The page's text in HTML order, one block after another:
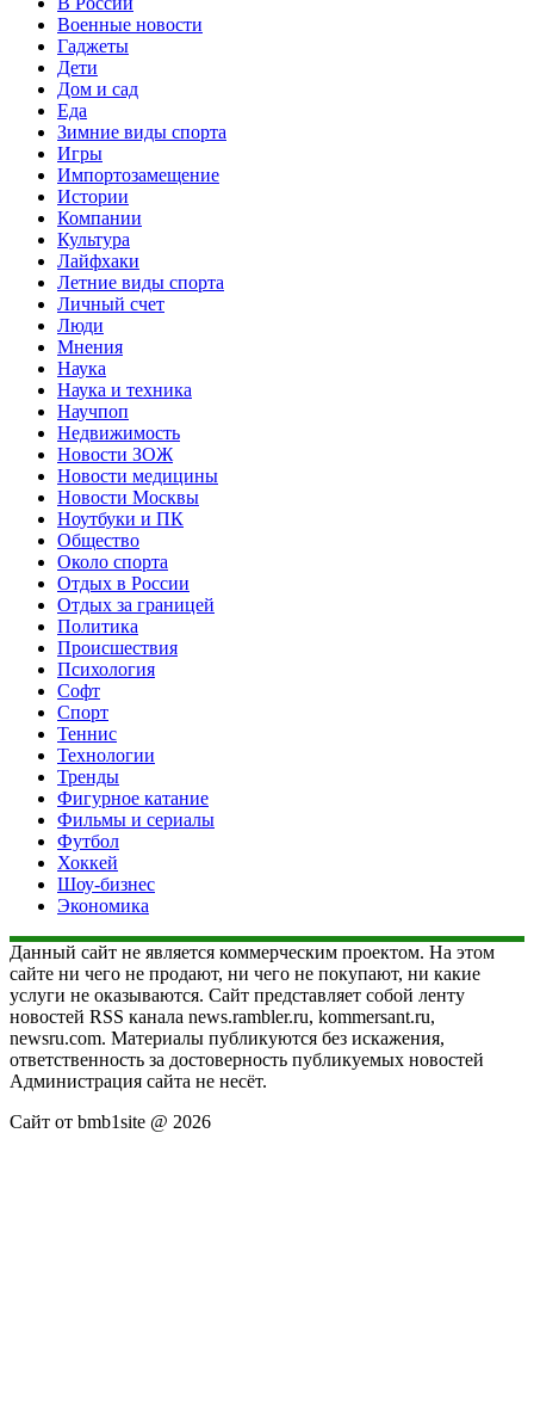
Военные новости
Гаджеты
Дети
Дом и сад
Еда
Зимние виды спорта
Игры
Импортозамещение
Истории
Компании
Культура
Лайфхаки
Летние виды спорта
Личный счет
Люди
Мнения
Наука
Наука и техника
Научпоп
Недвижимость
Новости ЗОЖ
Новости медицины
Новости Москвы
Ноутбуки и ПК
Общество
Около спорта
Отдых в России
Отдых за границей
Политика
Происшествия
Психология
Софт
Спорт
Теннис
Технологии
Тренды
Фигурное катание
Фильмы и сериалы
Футбол
Хоккей
Шоу-бизнес
Экономика
Данный сайт не является коммерческим проектом. На этом
сайте ни чего не продают, ни чего не покупают, ни какие
услуги не оказываются. Сайт представляет собой ленту
новостей RSS канала news.rambler.ru, kommersant.ru,
newsru.com. Материалы публикуются без искажения,
ответственность за достоверность публикуемых новостей
Администрация сайта не несёт.
Сайт от bmb1site @ 2026